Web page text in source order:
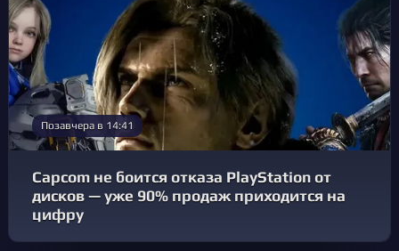
Позавчера в 14:41
Capcom не боится отказа PlayStation от
дисков — уже 90% продаж приходится на
цифру